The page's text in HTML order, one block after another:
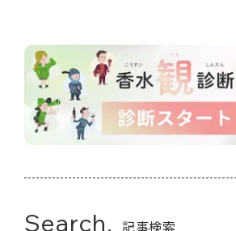
Search. 記事検索